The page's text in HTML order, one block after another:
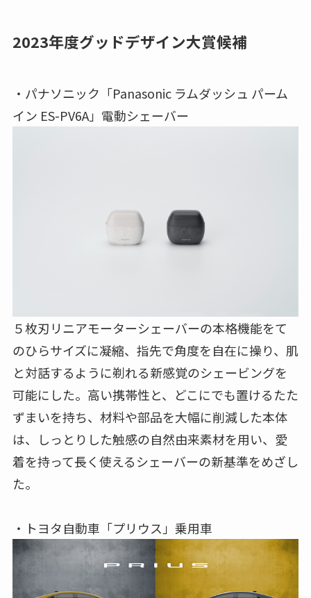
2023年度グッドデザイン大賞候補
・パナソニック「Panasonic ラムダッシュ パーム
イン ES-PV6A」電動シェーバー
５枚刃リニアモーターシェーバーの本格機能をて
のひらサイズに凝縮、指先で⾓度を⾃在に操り、肌
と対話するように剃れる新感覚のシェービングを
可能にした。高い携帯性と、どこにでも置けるたた
ずまいを持ち、材料や部品を⼤幅に削減した本体
は、しっとりした触感の⾃然由来素材を⽤い、愛
着を持って⻑く使えるシェーバーの新基準をめざし
た。
・トヨタ自動車「プリウス」乗用車